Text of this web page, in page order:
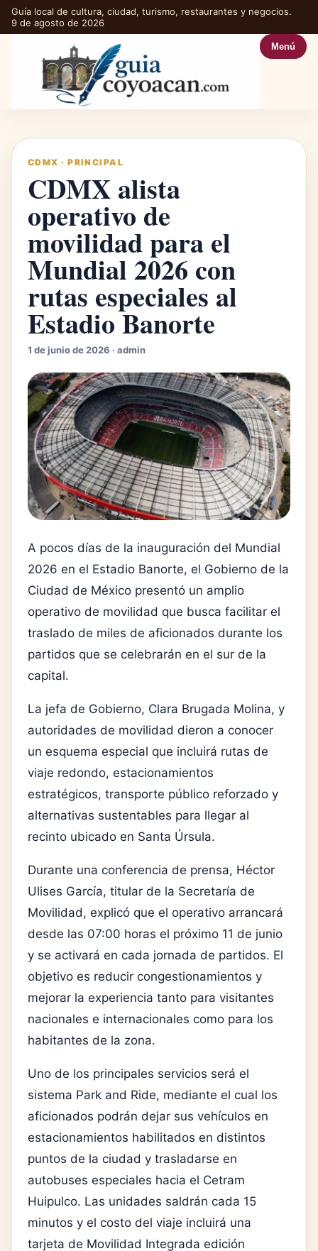
Guía local de cultura, ciudad, turismo, restaurantes y negocios.
9 de agosto de 2026
Menú
CDMX ·PRINCIPAL
CDMX alista
operativo de
movilidad para el
Mundial 2026 con
rutas especiales al
Estadio Banorte
1 de junio de 2026 · admin
A pocos días de la inauguración del Mundial
2026 en el Estadio Banorte, el Gobierno de la
Ciudad de México presentó un amplio
operativo de movilidad que busca facilitar el
traslado de miles de aficionados durante los
partidos que se celebrarán en el sur de la
capital.
La jefa de Gobierno, Clara Brugada Molina, y
autoridades de movilidad dieron a conocer
un esquema especial que incluirá rutas de
viaje redondo, estacionamientos
estratégicos, transporte público reforzado y
alternativas sustentables para llegar al
recinto ubicado en Santa Úrsula.
Durante una conferencia de prensa, Héctor
Ulises García, titular de la Secretaría de
Movilidad, explicó que el operativo arrancará
desde las 07:00 horas el próximo 11 de junio
y se activará en cada jornada de partidos. El
objetivo es reducir congestionamientos y
mejorar la experiencia tanto para visitantes
nacionales e internacionales como para los
habitantes de la zona.
Uno de los principales servicios será el
sistema Park and Ride, mediante el cual los
aficionados podrán dejar sus vehículos en
estacionamientos habilitados en distintos
puntos de la ciudad y trasladarse en
autobuses especiales hacia el Cetram
Huipulco. Las unidades saldrán cada 15
minutos y el costo del viaje incluirá una
tarjeta de Movilidad Integrada edición